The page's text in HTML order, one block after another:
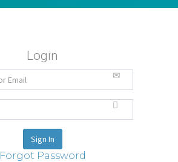
Login
Forgot Password